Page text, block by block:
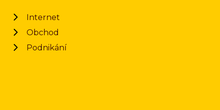
Internet
Obchod
Podnikání